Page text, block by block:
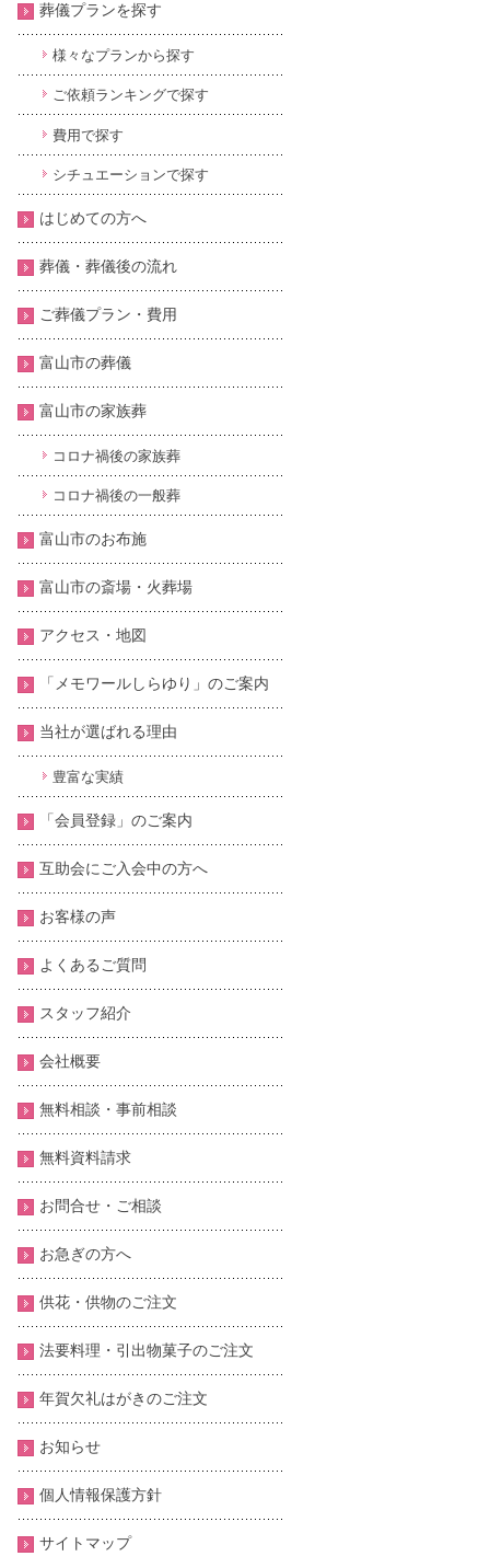
葬儀プランを探す
様々なプランから探す
ご依頼ランキングで探す
費用で探す
シチュエーションで探す
はじめての方へ
葬儀・葬儀後の流れ
ご葬儀プラン・費用
富山市の葬儀
富山市の家族葬
コロナ禍後の家族葬
コロナ禍後の一般葬
富山市のお布施
富山市の斎場・火葬場
アクセス・地図
「メモワールしらゆり」のご案内
当社が選ばれる理由
豊富な実績
「会員登録」のご案内
互助会にご入会中の方へ
お客様の声
よくあるご質問
スタッフ紹介
会社概要
無料相談・事前相談
無料資料請求
お問合せ・ご相談
お急ぎの方へ
供花・供物のご注文
法要料理・引出物菓子のご注文
年賀欠礼はがきのご注文
お知らせ
個人情報保護方針
サイトマップ